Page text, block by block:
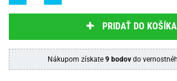
PRIDAŤ DO KOŠÍKA
Nákupom získate 9 bodov do